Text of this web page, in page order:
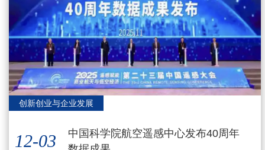
创新创业与企业发展
12-03
中国科学院航空遥感中心发布40周年